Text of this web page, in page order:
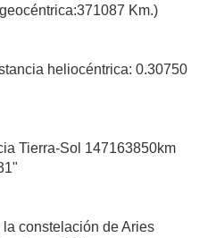
Km.)
heliocéntrica: 0.30750
Tierra-Sol 147163850km
constelación de Aries